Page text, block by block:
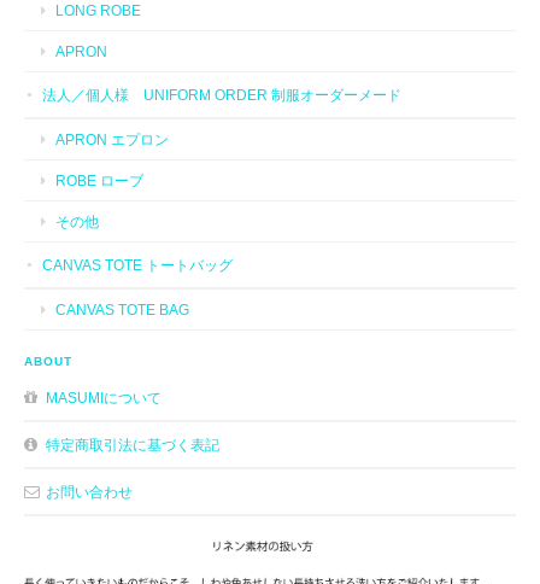
LONG ROBE
APRON
法人／個人様 UNIFORM ORDER 制服オーダーメード
APRON エプロン
ROBE ローブ
その他
CANVAS TOTE トートバッグ
CANVAS TOTE BAG
ABOUT
MASUMIについて
特定商取引法に基づく表記
お問い合わせ